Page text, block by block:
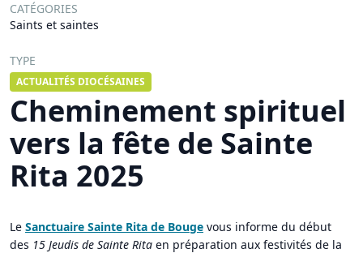
CATÉGORIES
Saints et saintes
TYPE
ACTUALITÉS DIOCÉSAINES
Cheminement spirituel
vers la fête de Sainte
Rita 2025
Le Sanctuaire Sainte Rita de Bouge vous informe du début
des 15 Jeudis de Sainte Rita en préparation aux festivités de la